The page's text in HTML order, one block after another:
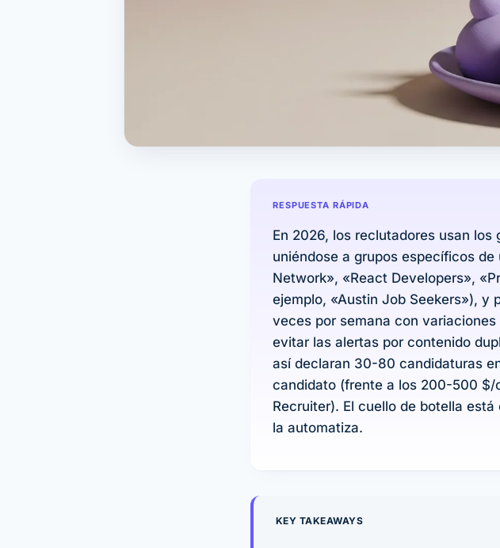
RESPUESTA RÁPIDA
En 2026, los reclutadores usan
uniéndose a grupos específicos
Network», «React Developers»,
ejemplo, «Austin Job Seekers»), y
veces por semana con
evitar las alertas por contenido
así declaran 30-80 candidaturas
candidato (frente a los 200-500 $/
Recruiter). El cuello de botella
la automatiza.
KEY TAKEAWAYS